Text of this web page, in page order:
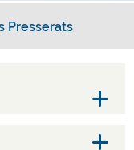
Presserats